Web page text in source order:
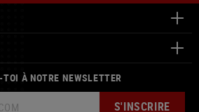
À NOTRE NEWSLETTER
S'INSCRIRE